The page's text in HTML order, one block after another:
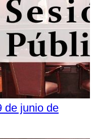
de junio de